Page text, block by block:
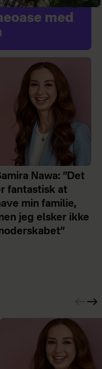
med
Nawa: ”Det
fantastisk at
min familie,
jeg elsker ikke